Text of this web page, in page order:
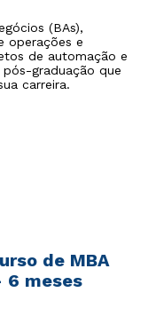
(BAs),
operações e
de automação e
graduação que
carreira.
de MBA
6 meses